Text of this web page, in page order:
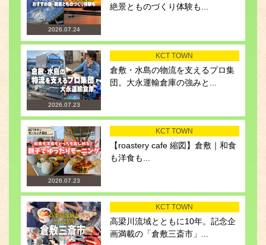
2026.07.24
絶景とものづくり体験も...
2026.07.23
KCT TOWN
倉敷・水島の物流を支えるプロ集
団。大永運輸倉庫の強みと...
2026.07.23
KCT TOWN
【roastery cafe 縮図】倉敷｜和食
も洋食も...
KCT TOWN
高梁川流域とともに10年。記念企
画満載の「倉敷三斎市」...